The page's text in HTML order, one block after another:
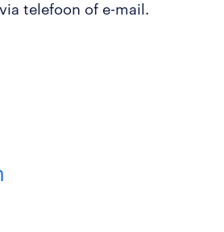
telefoon of e-mail.